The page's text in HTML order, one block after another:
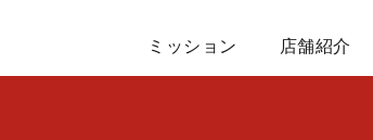
ミッション 店舗紹介